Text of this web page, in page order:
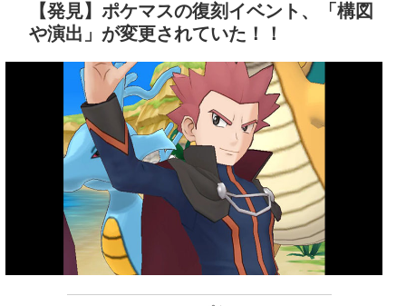
【発見】ポケマスの復刻イベント、「構図
や演出」が変更されていた！！